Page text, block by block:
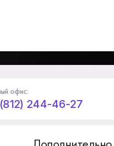
офис:
244-46-27